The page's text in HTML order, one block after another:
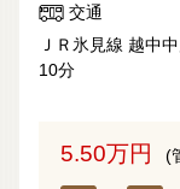
交通
ＪＲ氷見線 越中
10分
5.50万円 (